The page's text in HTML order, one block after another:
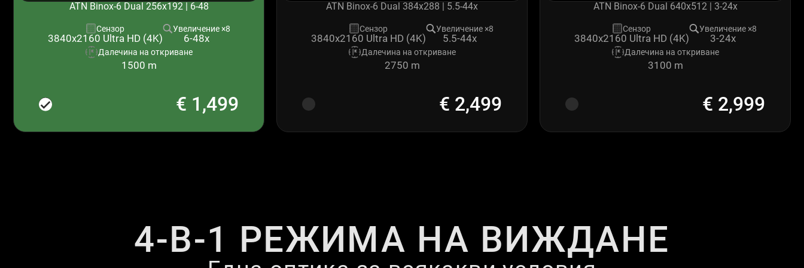
ATN Binox-6 Dual 256x192 | 6-48
Сензор
3840x2160 Ultra HD (4K)
Увеличение ×8
6-48x
Далечина на откриване
1500 m
€ 1,499
ATN Binox-6 Dual 384x288 | 5.5-44x
Сензор
3840x2160 Ultra HD (4K)
Увеличение ×8
5.5-44x
Далечина на откриване
2750 m
€ 2,499
ATN Binox-6 Dual 640x512 | 3-24x
Сензор
3840x2160 Ultra HD (4K)
Увеличение ×8
3-24x
Далечина на откриване
3100 m
€ 2,999
4-В-1 РЕЖИМА НА ВИЖДАНЕ